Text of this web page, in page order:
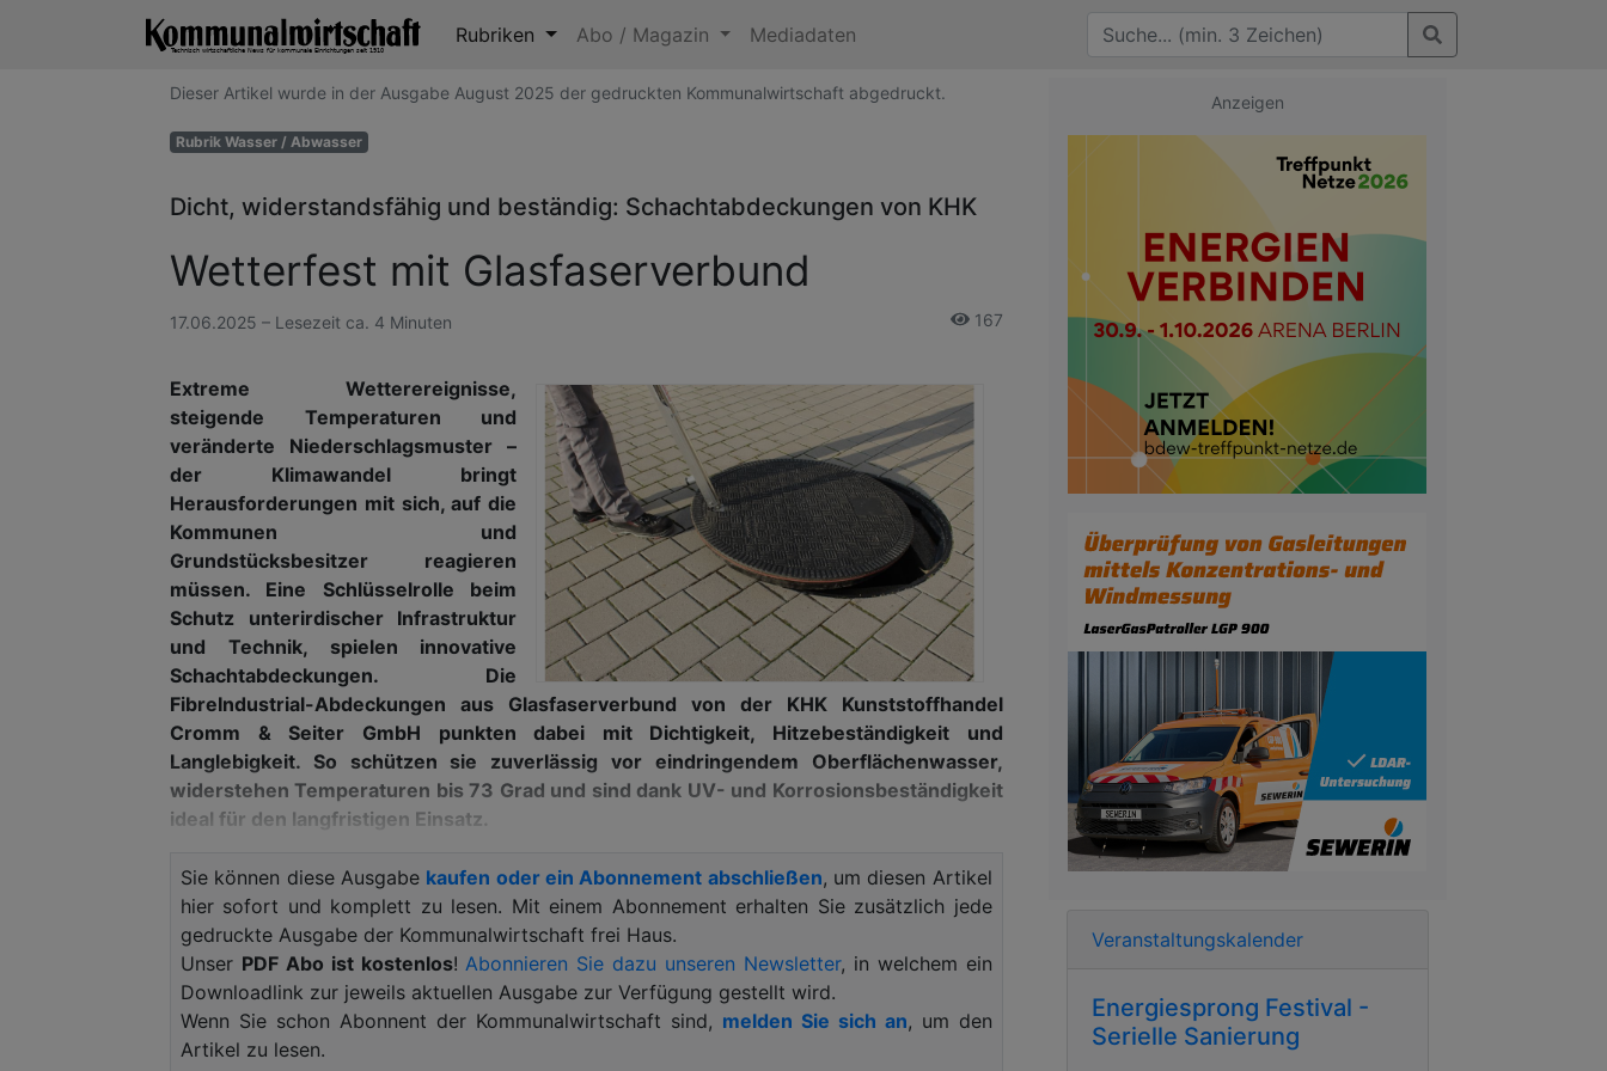
Rubriken Abo / Magazin Mediadaten
Dieser Artikel wurde in der Ausgabe August 2025 der gedruckten Kommunalwirtschaft abgedruckt.
Rubrik Wasser / Abwasser
Dicht, widerstandsfähig und beständig: Schachtabdeckungen von KHK
Wetterfest mit Glasfaserverbund
17.06.2025 – Lesezeit ca. 4 Minuten 167
Extreme Wetterereignisse,
steigende Temperaturen und
veränderte Niederschlagsmuster –
der Klimawandel bringt
Herausforderungen mit sich, auf die
Kommunen und
Grundstücksbesitzer reagieren
müssen. Eine Schlüsselrolle beim
Schutz unterirdischer Infrastruktur
und Technik, spielen innovative
Schachtabdeckungen. Die
FibreIndustrial-Abdeckungen aus Glasfaserverbund von der KHK Kunststoffhandel
Cromm & Seiter GmbH punkten dabei mit Dichtigkeit, Hitzebeständigkeit und
Langlebigkeit. So schützen sie zuverlässig vor eindringendem Oberflächenwasser,
widerstehen Temperaturen bis 73 Grad und sind dank UV- und Korrosionsbeständigkeit
ideal für den langfristigen Einsatz.
Der Klimawandel ist längst Teil unserer täglichen Realität und zeigt sich in den letzten
Jahrzehnten weltweit unter anderem durch die Zunahme von heißen Temperaturextremen,
dem Anstieg des Meeresspiegels und veränderten Niederschlägen. Auswertungen des
Intergovernmental Panel on Climate Change (IPCC) belegen, dass in Deutschland nicht nur
das Jahresmittel der Lufttemperatur von 1881 bis 2021 um 1,6 Grad angestiegen ist. Auch
der Niederschlag hat sich verändert: Neben regionalen Unterschieden sind besonders die
Winter feuchter geworden. Kommunen und Grundstücksbesitzer müssen sich auf diese
Sie können diese Ausgabe kaufen oder ein Abonnement abschließen, um diesen Artikel
hier sofort und komplett zu lesen. Mit einem Abonnement erhalten Sie zusätzlich jede
gedruckte Ausgabe der Kommunalwirtschaft frei Haus.
Unser PDF Abo ist kostenlos! Abonnieren Sie dazu unseren Newsletter, in welchem ein
Downloadlink zur jeweils aktuellen Ausgabe zur Verfügung gestellt wird.
Wenn Sie schon Abonnent der Kommunalwirtschaft sind, melden Sie sich an, um den
Artikel zu lesen.
Anzeigen
Veranstaltungskalender
Energiesprong Festival -
Serielle Sanierung